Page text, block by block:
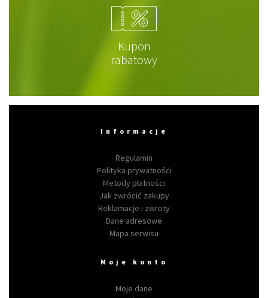
Kupon
rabatowy
Informacje
Regulamin
Polityka prywatności
Metody płatności
Jak zwrócić zakupy
Reklamacje i zwroty
Dane adresowe
Mapa serwisu
Moje konto
Moje dane